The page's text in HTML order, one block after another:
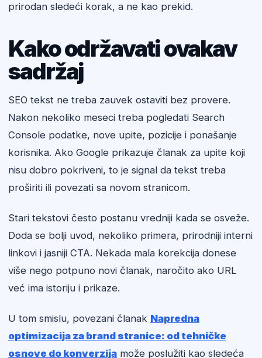
prirodan sledeći korak, a ne kao prekid.
Kako održavati ovakav
sadržaj
SEO tekst ne treba zauvek ostaviti bez provere.
Nakon nekoliko meseci treba pogledati Search
Console podatke, nove upite, pozicije i ponašanje
korisnika. Ako Google prikazuje članak za upite koji
nisu dobro pokriveni, to je signal da tekst treba
proširiti ili povezati sa novom stranicom.
Stari tekstovi često postanu vredniji kada se osveže.
Doda se bolji uvod, nekoliko primera, prirodniji interni
linkovi i jasniji CTA. Nekada mala korekcija donese
više nego potpuno novi članak, naročito ako URL
već ima istoriju i prikaze.
U tom smislu, povezani članak Napredna
optimizacija za brand stranice: od tehničke
osnove do konverzija može poslužiti kao sledeća